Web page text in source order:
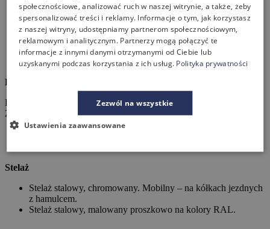
składany pionowo blat,
mobilna konstrukcja na kółkach,
szybka zmiana układu sali,
możliwość tworzenia różnych konfiguracji,
idealne do sal konferencyjnych, szkoleniowych i spotkań
biznesowych.
Blat
Płyta melaminowana dwustronnie. Blat – gr. 25mm, obrzeże – gr.
2mmm. Standardowa kolorystyka Wuteh.
Stelaż
Stelaż stalowy, chromowany. Mobilny – na kółkach jezdnych
z hamulcem.
Stelaż stalowy, malowany proszkowo na kolory RAL.
społecznościowe, analizować ruch w naszej witrynie, a także, żeby
spersonalizować treści i reklamy. Informacje o tym, jak korzystasz
z naszej witryny, udostępniamy partnerom społecznościowym,
reklamowym i analitycznym. Partnerzy mogą połączyć te
informacje z innymi danymi otrzymanymi od Ciebie lub
uzyskanymi podczas korzystania z ich usług. Polityka prywatności
Zezwól na wszystkie
Ustawienia zaawansowane